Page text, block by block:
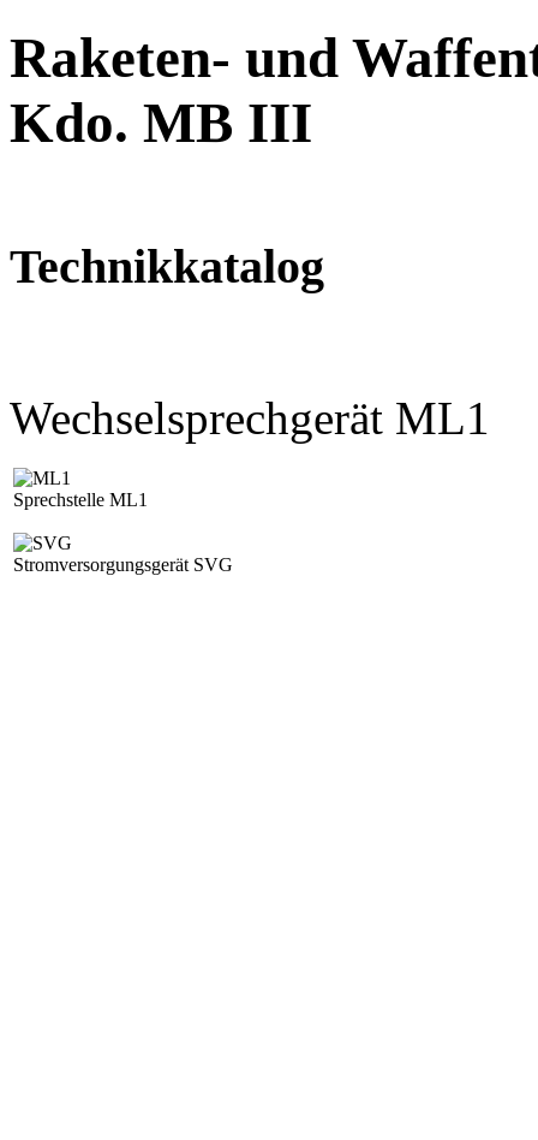
Raketen- und
Kdo. MB III
Technikkatalog
Wechselsprechgerät ML1
Sprechstelle ML1
Stromversorgungsgerät SVG